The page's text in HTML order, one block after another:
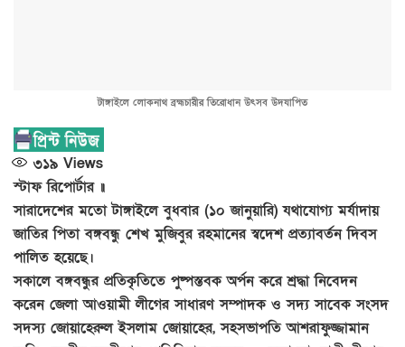
টাঙ্গাইলে লোকনাথ ব্রহ্মচারীর তিরোধান উৎসব উদযাপিত
৩১৯ Views
স্টাফ রিপোর্টার ॥
সারাদেশের মতো টাঙ্গাইলে বুধবার (১০ জানুয়ারি) যথাযোগ্য মর্যাদায়
জাতির পিতা বঙ্গবন্ধু শেখ মুজিবুর রহমানের স্বদেশ প্রত্যাবর্তন দিবস
পালিত হয়েছে।
সকালে বঙ্গবন্ধুর প্রতিকৃতিতে পুষ্পস্তবক অর্পন করে শ্রদ্ধা নিবেদন
করেন জেলা আওয়ামী লীগের সাধারণ সম্পাদক ও সদ্য সাবেক সংসদ
সদস্য জোয়াহেরুল ইসলাম জোয়াহের, সহসভাপতি আশরাফুজ্জামান